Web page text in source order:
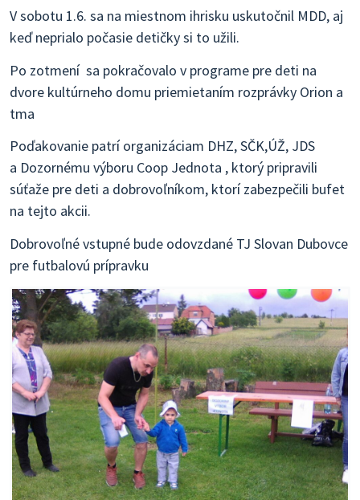
V sobotu 1.6. sa na miestnom ihrisku uskutočnil MDD, aj
keď neprialo počasie detičky si to užili.
Po zotmení sa pokračovalo v programe pre deti na
dvore kultúrneho domu priemietaním rozprávky Orion a
tma
Poďakovanie patrí organizáciam DHZ, SČK,ÚŽ, JDS
a Dozornému výboru Coop Jednota , ktorý pripravili
súťaže pre deti a dobrovoľníkom, ktorí zabezpečili bufet
na tejto akcii.
Dobrovoľné vstupné bude odovzdané TJ Slovan Dubovce
pre futbalovú prípravku